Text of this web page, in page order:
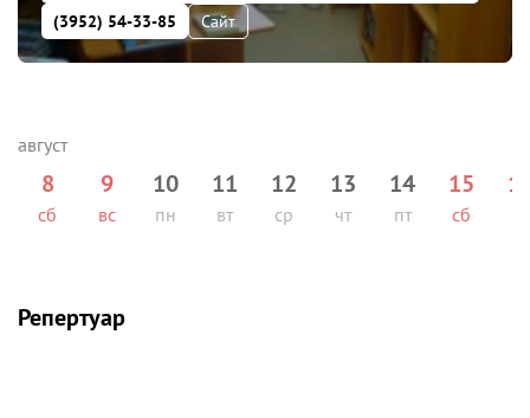
(3952) 54-33-85
Сайт
8
сб
9
вс
10
пн
11
вт
12
ср
13
чт
14
пт
15
сб
Репертуар